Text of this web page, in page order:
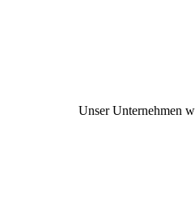
Unser Unternehmen